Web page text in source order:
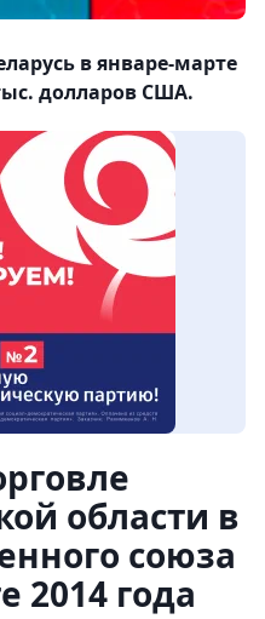
в январе-марте
долларов США.
области в
союза
2014 года